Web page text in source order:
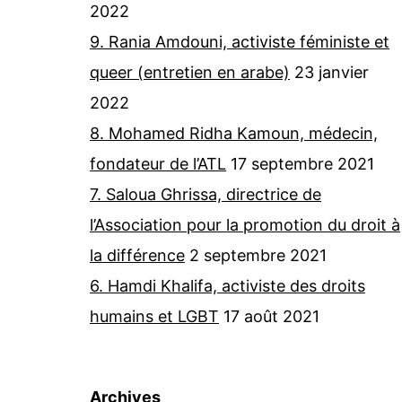
2022
9. Rania Amdouni, activiste féministe et
queer (entretien en arabe) 23 janvier
2022
8. Mohamed Ridha Kamoun, médecin,
fondateur de l’ATL 17 septembre 2021
7. Saloua Ghrissa, directrice de
l’Association pour la promotion du droit à
la différence 2 septembre 2021
6. Hamdi Khalifa, activiste des droits
humains et LGBT 17 août 2021
Archives